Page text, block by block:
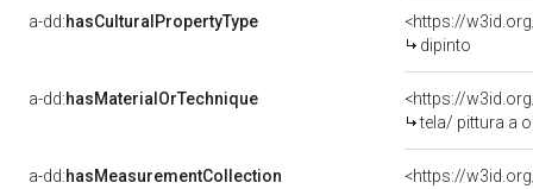
a-dd:hasCulturalPropertyType
<https://
dipinto
a-dd:hasMaterialOrTechnique
<https://
tela/ pittura a
a-dd:hasMeasurementCollection
<https://